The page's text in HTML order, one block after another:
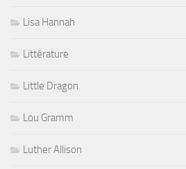
Lisa Hannah
Littérature
Little Dragon
Lou Gramm
Luther Allison